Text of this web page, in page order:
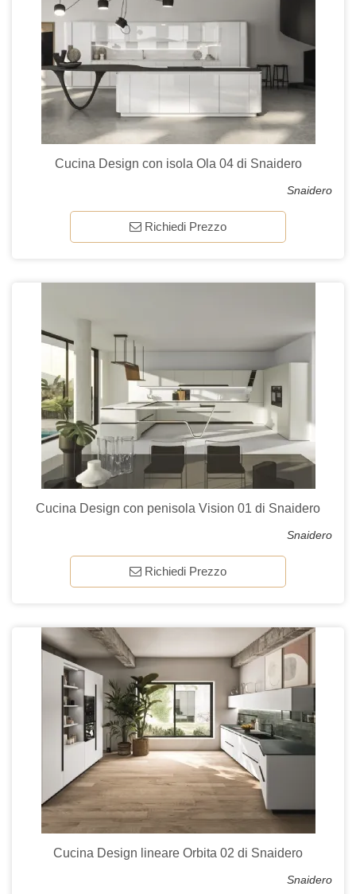
Cucina Design con isola Ola 04 di Snaidero
Snaidero
Richiedi Prezzo
Cucina Design con penisola Vision 01 di Snaidero
Snaidero
Richiedi Prezzo
Cucina Design lineare Orbita 02 di Snaidero
Snaidero